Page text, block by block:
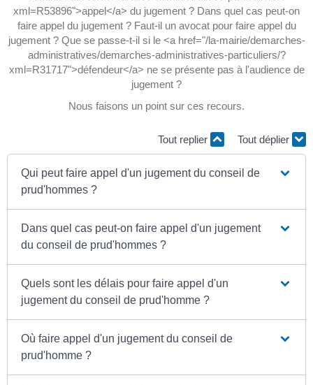
xml=R53896">appel</a> du jugement ? Dans quel cas peut-on
faire appel du jugement ? Faut-il un avocat pour faire appel du
jugement ? Que se passe-t-il si le <a href="/la-mairie/demarches-
administratives/demarches-administratives-particuliers/?
xml=R31717">défendeur</a> ne se présente pas à l'audience de
jugement ?
Nous faisons un point sur ces recours.
Tout replier Tout déplier
Qui peut faire appel d'un jugement du conseil de
prud'hommes ?
Dans quel cas peut-on faire appel d'un jugement
du conseil de prud'hommes ?
Quels sont les délais pour faire appel d'un
jugement du conseil de prud'homme ?
Où faire appel d'un jugement du conseil de
prud'homme ?